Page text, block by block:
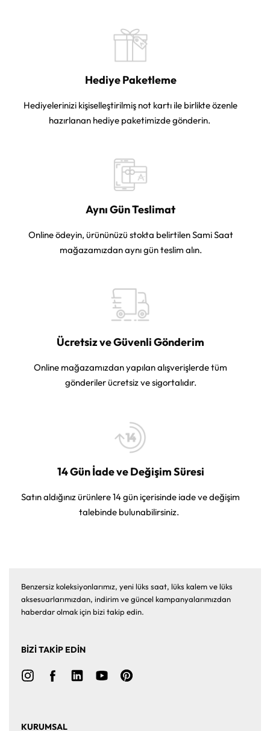
Hediye Paketleme
Hediyelerinizi kişiselleştirilmiş not kartı ile birlikte özenle
hazırlanan hediye paketimizde gönderin.
Aynı Gün Teslimat
Online ödeyin, ürününüzü stokta belirtilen Sami Saat
mağazamızdan aynı gün teslim alın.
Ücretsiz ve Güvenli Gönderim
Online mağazamızdan yapılan alışverişlerde tüm
gönderiler ücretsiz ve sigortalıdır.
14 Gün İade ve Değişim Süresi
Satın aldığınız ürünlere 14 gün içerisinde iade ve değişim
talebinde bulunabilirsiniz.
Benzersiz koleksiyonlarımız, yeni lüks saat, lüks kalem ve lüks
aksesuarlarımızdan, indirim ve güncel kampanyalarımızdan
haberdar olmak için bizi takip edin.
BİZİ TAKİP EDİN
KURUMSAL